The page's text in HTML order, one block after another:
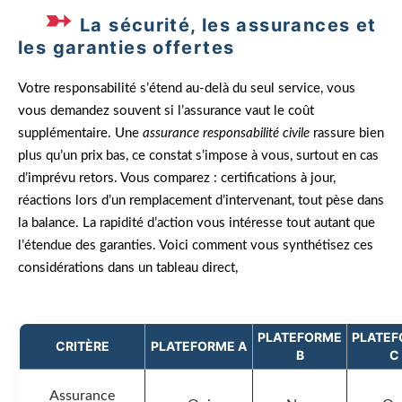
La sécurité, les assurances et
les garanties offertes
Votre responsabilité s’étend au-delà du seul service, vous
vous demandez souvent si l’assurance vaut le coût
supplémentaire. Une assurance responsabilité civile rassure bien
plus qu’un prix bas, ce constat s’impose à vous, surtout en cas
d’imprévu retors. Vous comparez : certifications à jour,
réactions lors d’un remplacement d’intervenant, tout pèse dans
la balance. La rapidité d’action vous intéresse tout autant que
l’étendue des garanties. Voici comment vous synthétisez ces
considérations dans un tableau direct,
CRITÈRE PLATEFORME A
PLATEFORME
B
C
Assurance